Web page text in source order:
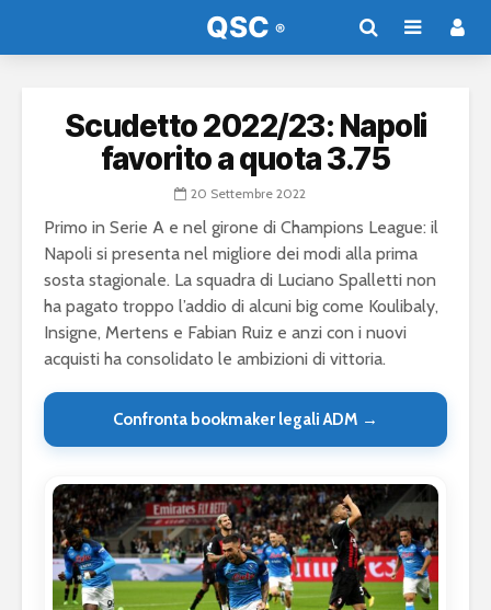
Scudetto 2022/23: Napoli
favorito a quota 3.75
20 Settembre 2022
Primo in Serie A e nel girone di Champions League: il
Napoli si presenta nel migliore dei modi alla prima
sosta stagionale. La squadra di Luciano Spalletti non
ha pagato troppo l’addio di alcuni big come Koulibaly,
Insigne, Mertens e Fabian Ruiz e anzi con i nuovi
acquisti ha consolidato le ambizioni di vittoria.
Confronta bookmaker legali ADM →